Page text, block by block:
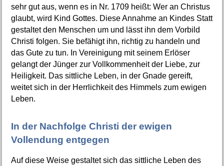
sehr gut aus, wenn es in Nr. 1709 heißt: Wer an Christus
glaubt, wird Kind Gottes. Diese Annahme an Kindes Statt
gestaltet den Menschen um und lässt ihn dem Vorbild
Christi folgen. Sie befähigt ihn, richtig zu handeln und
das Gute zu tun. In Vereinigung mit seinem Erlöser
gelangt der Jünger zur Vollkommenheit der Liebe, zur
Heiligkeit. Das sittliche Leben, in der Gnade gereift,
weitet sich in der Herrlichkeit des Himmels zum ewigen
Leben.
In der Nachfolge Christi der ewigen
Vollendung entgegen
Auf diese Weise gestaltet sich das sittliche Leben des